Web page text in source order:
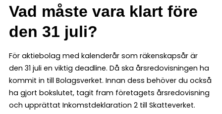
Vad måste vara klart före
den 31 juli?
För aktiebolag med kalenderår som räkenskapsår är
den 31 juli en viktig deadline. Då ska årsredovisningen ha
kommit in till Bolagsverket. Innan dess behöver du också
ha gjort bokslutet, tagit fram företagets årsredovisning
och upprättat Inkomstdeklaration 2 till Skatteverket.